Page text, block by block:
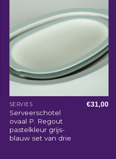
SERVIES
Serveerschotel
ovaal P. Regout
pastelkleur grijs-
blauw set van drie
€31,00